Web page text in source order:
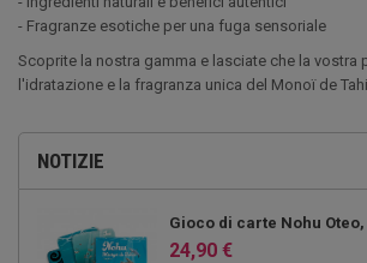
NOTIZIE
Gioco di carte Nohu
24,90 €
- Fragranze esotiche per una fuga sensoriale
Scoprite la nostra gamma e lasciate che la vostra
l'idratazione e la fragranza unica del Monoï de